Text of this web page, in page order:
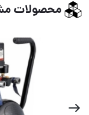
محصولات